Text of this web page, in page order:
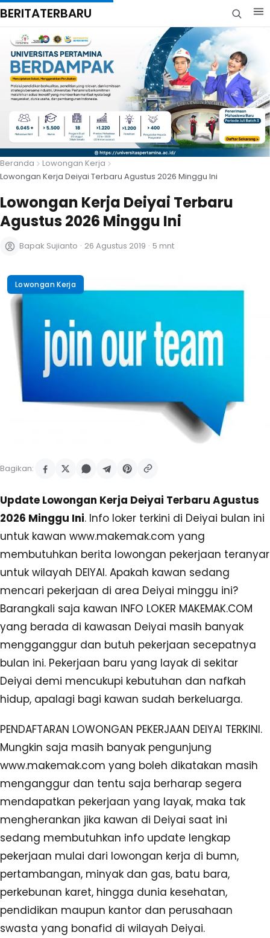
BERITATERBARU
Beranda
Lowongan Kerja
Lowongan Kerja Deiyai Terbaru Agustus 2026 Minggu Ini
Lowongan Kerja Deiyai Terbaru
Agustus 2026 Minggu Ini
Bapak Sujianto · 26 Agustus 2019 · 5 mnt
Lowongan Kerja
Bagikan:
Update Lowongan Kerja Deiyai Terbaru Agustus
2026 Minggu Ini. Info loker terkini di Deiyai bulan ini
untuk kawan www.makemak.com yang
membutuhkan berita lowongan pekerjaan teranyar
untuk wilayah DEIYAI. Apakah kawan sedang
mencari pekerjaan di area Deiyai minggu ini?
Barangkali saja kawan INFO LOKER MAKEMAK.COM
yang berada di kawasan Deiyai masih banyak
mengganggur dan butuh pekerjaan secepatnya
bulan ini. Pekerjaan baru yang layak di sekitar
Deiyai demi mencukupi kebutuhan dan nafkah
hidup, apalagi bagi kawan sudah berkeluarga.
PENDAFTARAN LOWONGAN PEKERJAAN DEIYAI TERKINI.
Mungkin saja masih banyak pengunjung
www.makemak.com yang boleh dikatakan masih
menganggur dan tentu saja berharap segera
mendapatkan pekerjaan yang layak, maka tak
mengherankan jika kawan di Deiyai saat ini
sedang membutuhkan info update lengkap
pekerjaan mulai dari lowongan kerja di bumn,
pertambangan, minyak dan gas, batu bara,
perkebunan karet, hingga dunia kesehatan,
pendidikan maupun kantor dan perusahaan
swasta yang bonafid di wilayah Deiyai.